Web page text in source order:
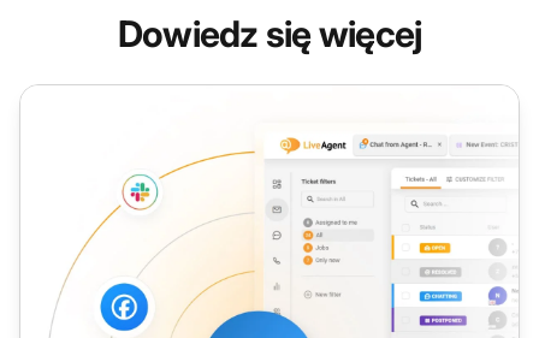
Dowiedz się więcej
Transfer asystowany